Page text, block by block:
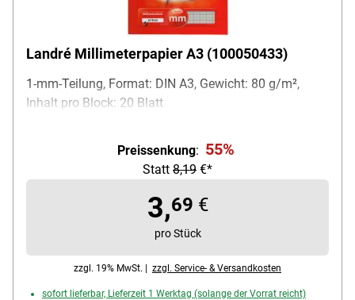
Landré Millimeterpapier A3 (100050433)
1-mm-Teilung, Format: DIN A3, Gewicht: 80 g/m²,
Inhalt pro Block: 20 Blatt
Preissenkung: 55%
Statt 8,19 €*
3,69 €
pro Stück
zzgl. 19% MwSt. | zzgl. Service- & Versandkosten
sofort lieferbar, Lieferzeit 1 Werktag (solange der Vorrat reicht)